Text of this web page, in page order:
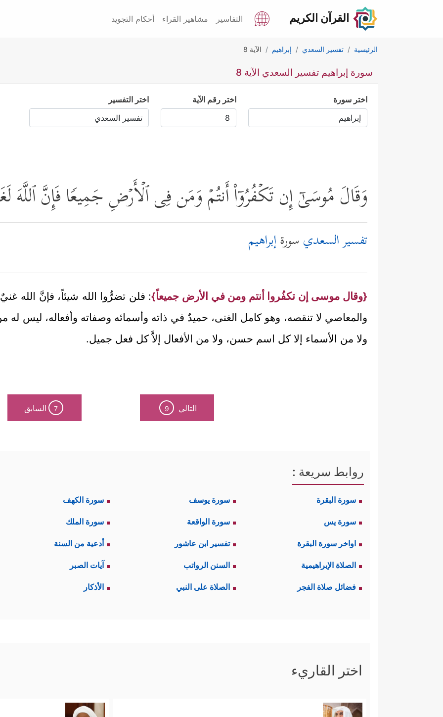
القرآن الكريم التفاسير مشاهير القراء أحكام التجويد
الرئيسية تفسير السعدي إبراهيم الآية 8
سورة إبراهيم تفسير السعدي الآية 8
اختر سورة اختر رقم الآية اختر التفسير
وَقَالَ مُوسَىٰۤ إِن تَكۡفُرُوۤاْ أَنتُمۡ وَمَن فِی ٱلۡأَرۡضِ جَمِیعࣰا فَإِنَّ
تفسير السعدي سورةإبراهيم
{وقال موسى إن تكفُروا أنتم ومن في الأرض جميعاً}: فلن تضرُّوا الله شيئاً، فإنَّ الله
والمعاصي لا تنقصه، وهو كامل الغنى، حميدٌ في ذاته وأسمائه وصفاته وأفعاله، ليس
ولا من الأسماء إلا كل اسم حسن، ولا من الأفعال إلاَّ كل فعل جميل.
التالي 9
7 السابق
روابط سريعة :
سورة البقرة سورة يوسف سورة الكهف
سورة يس سورة الواقعة سورة الملك
اواخر سورة البقرة تفسير ابن عاشور أدعية من السنة
الصلاة الإبراهيمية السنن الرواتب آيات الصبر
فضائل صلاة الفجر الصلاة على النبي الأذكار
اختر القاريء